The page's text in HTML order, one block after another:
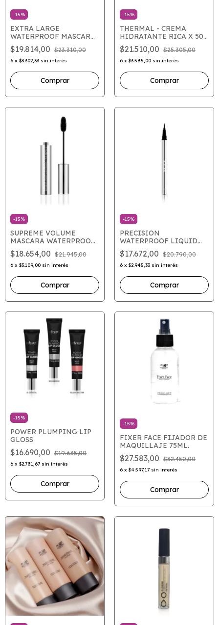
-15%
EXTRA LARGE
WATERPROOF MASCARA
- 10 BLACK 14.5 GRS
$19.814,00 $23.310,00
6 x $3.302,33 sin interés
-15%
THERMAL - CREMA
HIDRATANTE RICA X 50
(S)
$21.510,00 $25.305,00
6 x $3.585,00 sin interés
-15%
SUPREME VOLUME
MASCARA WATERPROOF
- VMW10 RESISTENTE AL
AGUA
$18.654,00 $21.945,00
6 x $3.109,00 sin interés
-15%
PRECISION
WATERPROOF LIQUID
EYELINER -
DELINIADOR
$17.672,00 $20.790,00
6 x $2.945,33 sin interés
-15%
POWER PLUMPING LIP
GLOSS
$16.690,00 $19.635,00
6 x $2.781,67 sin interés
Comprar
-15%
FIXER FACE FIJADOR DE
MAQUILLAJE 75ML.
$27.583,00 $32.450,00
6 x $4.597,17 sin interés